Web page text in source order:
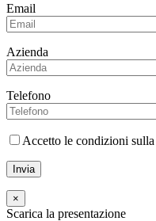
Email
Azienda
Telefono
Accetto le condizioni sulla
×
Scarica la presentazione